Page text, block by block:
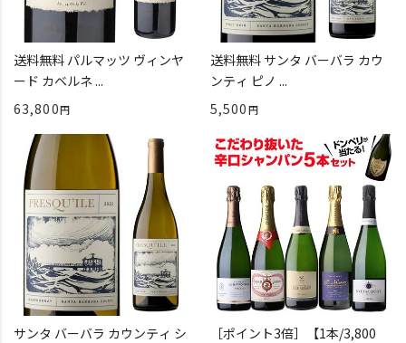
送料無料 パルマッツ ヴィンヤ
ード カベルネ ...
63,800
送料無料 サンタ バーバラ カウ
ンティ ピノ ...
5,500
サンタ バーバラ カウンティ シ
［ポイント3倍］【1本/3,800